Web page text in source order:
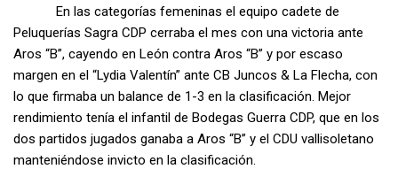
En las categorías femeninas el equipo cadete de
Peluquerías Sagra CDP cerraba el mes con una victoria ante
Aros “B”, cayendo en León contra Aros “B” y por escaso
margen en el “Lydia Valentín” ante CB Juncos & La Flecha, con
lo que firmaba un balance de 1-3 en la clasificación. Mejor
rendimiento tenía el infantil de Bodegas Guerra CDP, que en los
dos partidos jugados ganaba a Aros “B” y el CDU vallisoletano
manteniéndose invicto en la clasificación.